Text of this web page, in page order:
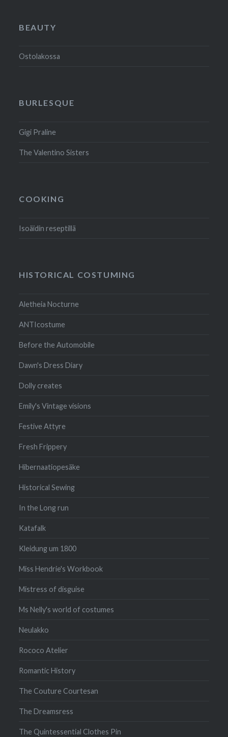
BEAUTY
Ostolakossa
BURLESQUE
Gigi Praline
The Valentino Sisters
COOKING
Isoäidin reseptillä
HISTORICAL COSTUMING
Aletheia Nocturne
ANTIcostume
Before the Automobile
Dawn's Dress Diary
Dolly creates
Emily's Vintage visions
Festive Attyre
Fresh Frippery
Hibernaatiopesäke
Historical Sewing
In the Long run
Katafalk
Kleidung um 1800
Miss Hendrie's Workbook
Mistress of disguise
Ms Nelly's world of costumes
Neulakko
Rococo Atelier
Romantic History
The Couture Courtesan
The Dreamsress
The Quintessential Clothes Pin